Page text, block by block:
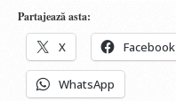
Partajează asta:
X Facebook
WhatsApp